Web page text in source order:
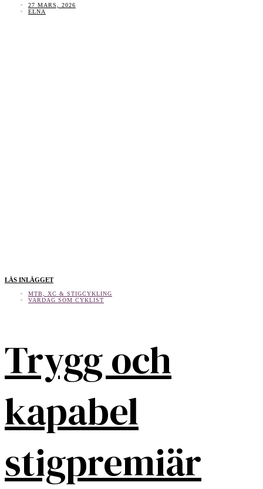
27 MARS, 2026
ELNA
LÄS INLÄGGET
MTB, XC & STIGCYKLING
VARDAG SOM CYKLIST
Trygg och
kapabel
stigpremiär